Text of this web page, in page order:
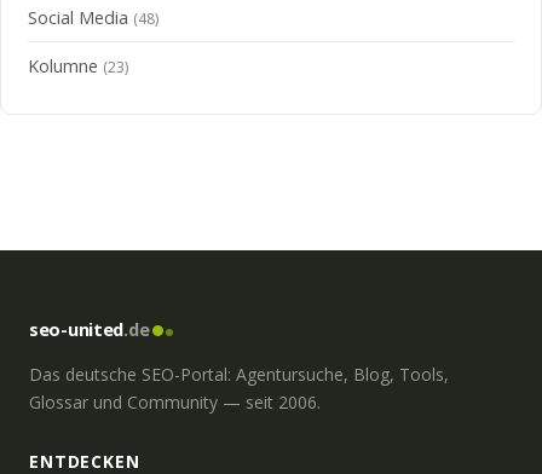
Social Media (48)
Kolumne (23)
seo-united.de
Das deutsche SEO-Portal: Agentursuche, Blog, Tools,
Glossar und Community — seit 2006.
ENTDECKEN